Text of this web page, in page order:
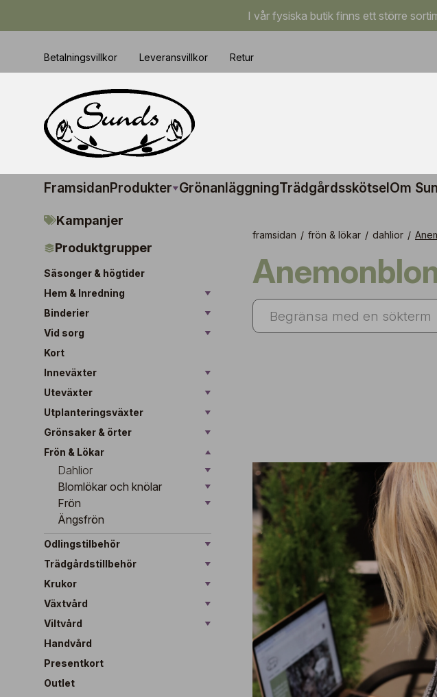
I vår fysiska butik finns ett större
Betalningsvillkor Leveransvillkor Retur
FramsidanProdukter GrönanläggningTrädgårdsskötsel Om
Kampanjer
Produktgrupper
Säsonger & högtider
Hem & Inredning
Binderier
Vid sorg
Kort
Inneväxter
Uteväxter
Utplanteringsväxter
Grönsaker & örter
Frön & Lökar
Dahlior
Blomlökar och knölar
Frön
Ängsfrön
Odlingstilbehör
Trädgårdstillbehör
Krukor
Växtvård
Viltvård
Handvård
Presentkort
Outlet
framsidan / frön & lökar / dahlior /